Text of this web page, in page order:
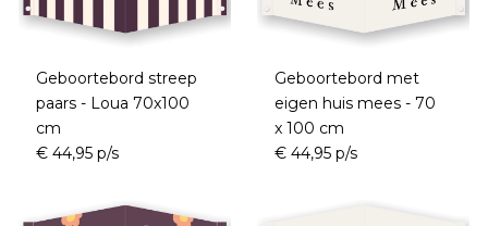
Geboortebord streep
paars - Loua 70x100
cm
€ 44,95 p/s
Geboortebord met
eigen huis mees - 70
x 100 cm
€ 44,95 p/s